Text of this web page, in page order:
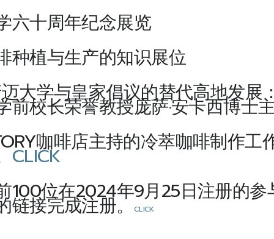
六十周年纪念展览
种植与生产的知识展位
大学与皇家倡议的替代高地发展
前校长荣誉教授庞萨·安卡西博士
咖啡店主持的冷萃咖啡制作
CLICK
100位在2024年9月25日注册的
链接完成注册。 CLICK